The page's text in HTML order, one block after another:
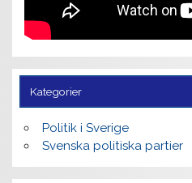
Kategorier
Politik i Sverige
Svenska politiska partier